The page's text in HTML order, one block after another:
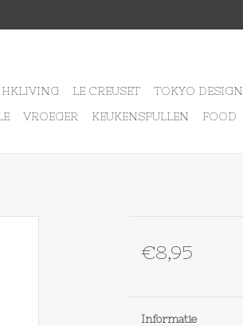
HKLIVING LE CREUSET TOKYO DESIGN
VROEGER KEUKENSPULLEN FOOD
€8,95
Informatie